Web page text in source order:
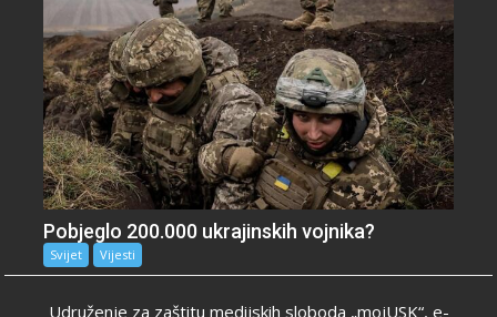
Pobjeglo 200.000 ukrajinskih vojnika?
Svijet Vijesti
Udruženje za zaštitu medijskih sloboda „mojUSK“, e-